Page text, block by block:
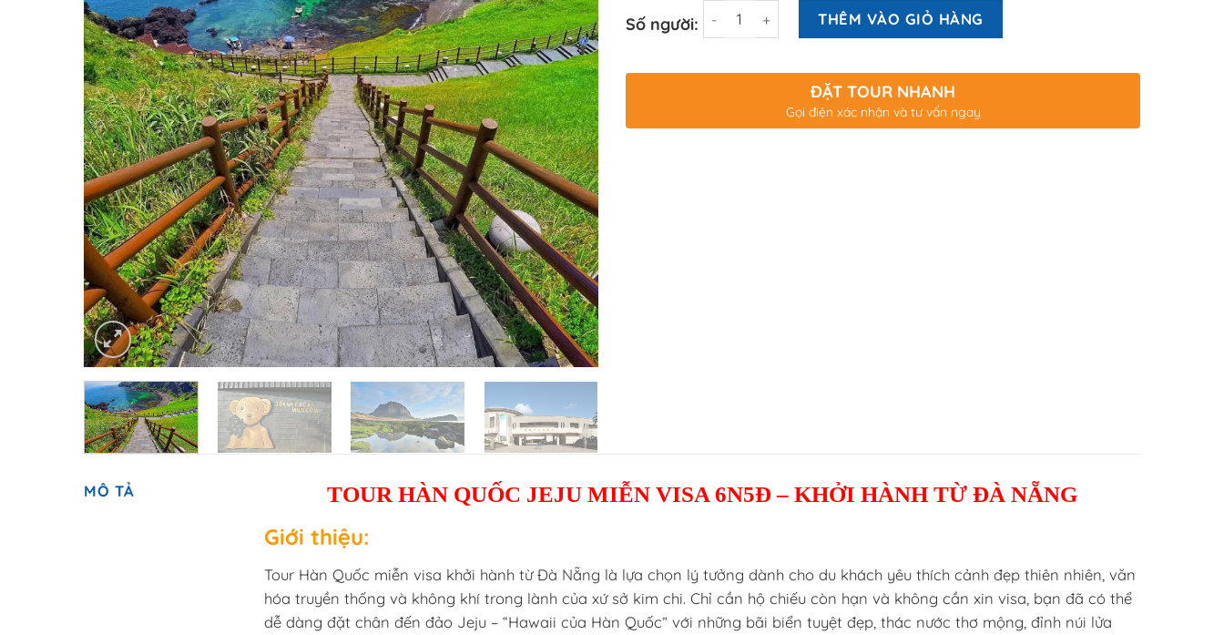
Số người:
Số lượng THÊM VÀO GIỎ HÀNG
ĐẶT TOUR NHANH
Gọi điện xác nhận và tư vấn ngay
MÔ TẢ TOUR HÀN QUỐC JEJU MIỄN VISA 6N5Đ – KHỞI HÀNH TỪ ĐÀ NẴNG
Giới thiệu:
Tour Hàn Quốc miễn visa khởi hành từ Đà Nẵng là lựa chọn lý tưởng dành cho du khách yêu thích cảnh đẹp thiên nhiên, văn
hóa truyền thống và không khí trong lành của xứ sở kim chi. Chỉ cần hộ chiếu còn hạn và không cần xin visa, bạn đã có thể
dễ dàng đặt chân đến đảo Jeju – “Hawaii của Hàn Quốc” với những bãi biển tuyệt đẹp, thác nước thơ mộng, đỉnh núi lửa